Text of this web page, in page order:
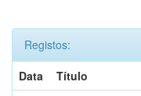
Registos:
Data
Título